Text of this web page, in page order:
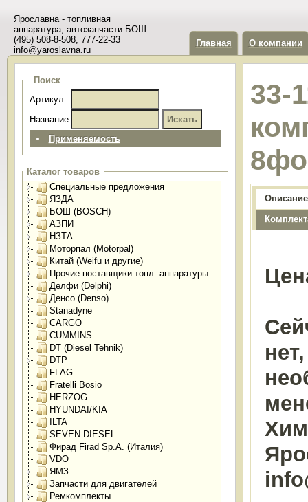
Ярославна - топливная
аппаратура, автозапчасти БОШ.
(495) 508-8-508, 777-22-33
info@yaroslavna.ru
Главная О компании
Поиск
Артикул
Название
Применяемость
Каталог товаров
Специальные предложения
ЯЗДА
БОШ (BOSCH)
АЗПИ
НЗТА
Моторпал (Motorpal)
Китай (Weifu и другие)
Прочие поставщики топл. аппаратуры
Делфи (Delphi)
Денсо (Denso)
Stanadyne
CARGO
CUMMINS
DT (Diesel Tehnik)
DTP
FLAG
Fratelli Bosio
HERZOG
HYUNDAI/KIA
ILTA
SEVEN DIESEL
Фирад Firad Sp.A. (Италия)
VDO
ЯМЗ
Запчасти для двигателей
Ремкомплекты
33-
Описание